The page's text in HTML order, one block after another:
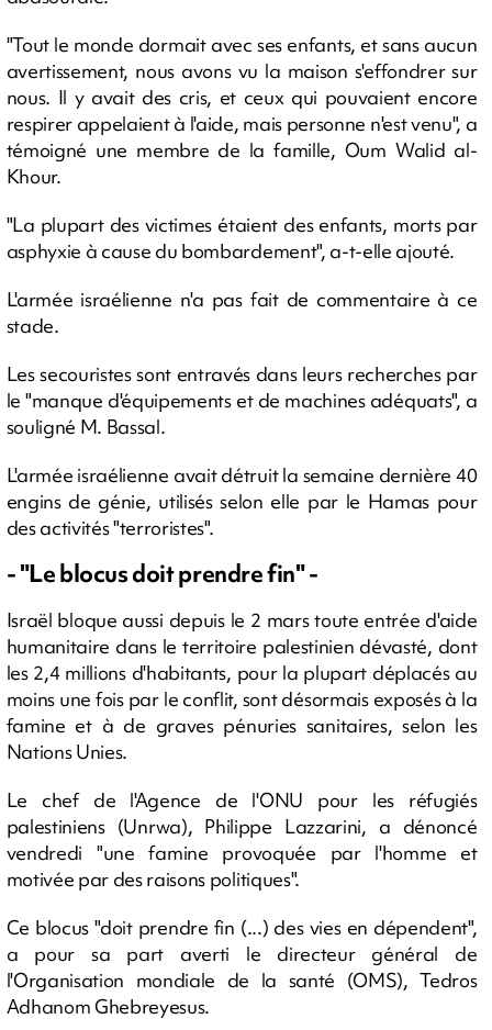
"Tout le monde dormait avec ses enfants, et sans aucun
avertissement, nous avons vu la maison s'effondrer sur
nous. Il y avait des cris, et ceux qui pouvaient encore
respirer appelaient à l'aide, mais personne n'est venu", a
témoigné une membre de la famille, Oum Walid al-
Khour.
"La plupart des victimes étaient des enfants, morts par
asphyxie à cause du bombardement", a-t-elle ajouté.
L'armée israélienne n'a pas fait de commentaire à ce
stade.
Les secouristes sont entravés dans leurs recherches par
le "manque d'équipements et de machines adéquats", a
souligné M. Bassal.
L'armée israélienne avait détruit la semaine dernière 40
engins de génie, utilisés selon elle par le Hamas pour
des activités "terroristes".
- "Le blocus doit prendre fin" -
Israël bloque aussi depuis le 2 mars toute entrée d'aide
humanitaire dans le territoire palestinien dévasté, dont
les 2,4 millions d'habitants, pour la plupart déplacés au
moins une fois par le conflit, sont désormais exposés à la
famine et à de graves pénuries sanitaires, selon les
Nations Unies.
Le chef de l'Agence de l'ONU pour les réfugiés
palestiniens (Unrwa), Philippe Lazzarini, a dénoncé
vendredi "une famine provoquée par l'homme et
motivée par des raisons politiques".
Ce blocus "doit prendre fin (...) des vies en dépendent",
a pour sa part averti le directeur général de
l'Organisation mondiale de la santé (OMS), Tedros
Adhanom Ghebreyesus.